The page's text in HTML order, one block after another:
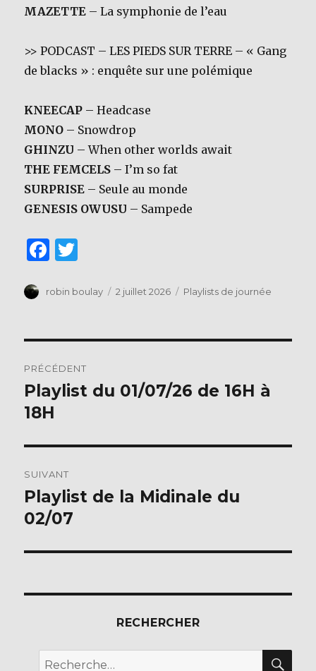
MAZETTE – La symphonie de l’eau
>> PODCAST – LES PIEDS SUR TERRE – « Gang
de blacks » : enquête sur une polémique
KNEECAP – Headcase
MONO – Snowdrop
GHINZU – When other worlds await
THE FEMCELS – I’m so fat
SURPRISE – Seule au monde
GENESIS OWUSU – Sampede
F
c
b
o
o
k
it
r
Auteur
robin boulay
Publié
2 juillet 2026 Catégories
Playlists de journée
de
l’article
PRÉCÉDENT
Publication
précédente :
Playlist du 01/07/26 de 16H à
18H
SUIVANT
Publication
suivante :
Playlist de la Midinale du
02/07
RECHERCHER
Recherche